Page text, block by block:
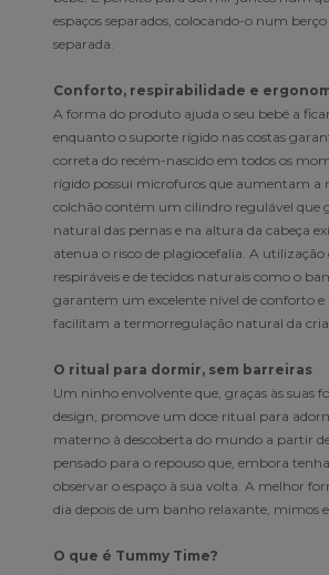
espaços separados, colocando-o num
separada.
Conforto, respirabilidade e
A forma do produto ajuda o seu bebé a
enquanto o suporte rígido nas costas
correta do recém-nascido em todos os
rígido possui microfuros que aumentam a
colchão contém um cilindro regulável que
natural das pernas e na altura da cabeça
atenua o risco de plagiocefalia. A utilização
respiráveis e de tecidos naturais como o
garantem um excelente nível de conforto e
facilitam a termorregulação natural da
O ritual para dormir, sem barreiras
Um ninho envolvente que, graças às suas
design, promove um doce ritual para
materno à descoberta do mundo a partir
pensado para o repouso que, embora
observar o espaço à sua volta. A melhor
dia depois de um banho relaxante, mimos
O que é Tummy Time?